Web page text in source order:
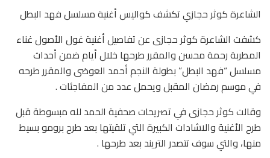
الشاعرة كوثر حجازي تكشف كواليس أغنية مسلسل فهد البطل
كشفت الشاعرة كوثر حجازى عن تفاصيل أغنية غول الأصول غناء
المطربة رحمة محسن والمقرر طرحها خلال أيام ضمن أحداث
مسلسل “فهد البطل” بطولة النجم أحمد العوضى والمقرر طرحه
في موسم رمضان المقبل ويحمل عدد من المفاجئات .
وقالت كوثر حجازى في تصريحات صحفية الحمد لله مبسوطة قبل
طرح الأغنية والاشادات الكبيرة التي تلقيتها بعد طرح برومو بسيط
منها، والتي سوف تتصدر التريند بعد طرحها .